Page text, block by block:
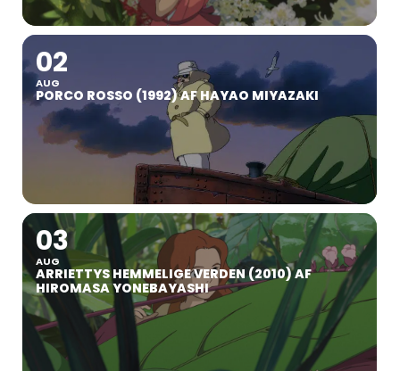
02
AUG
PORCO ROSSO (1992) AF HAYAO MIYAZAKI
03
AUG
ARRIETTYS HEMMELIGE VERDEN (2010) AF
HIROMASA YONEBAYASHI